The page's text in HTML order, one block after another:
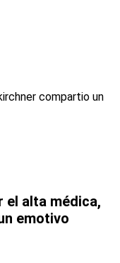
el alta médica,
emotivo